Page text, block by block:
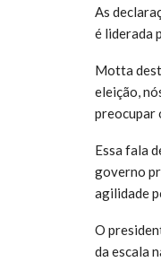
As
é liderada
Motta
eleição,
preocupar
Essa fala
governo
agilidade
O
da escala